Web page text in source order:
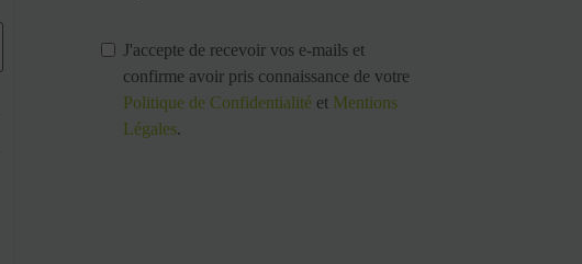
J'accepte de recevoir vos e-mails et
confirme avoir pris connaissance de votre
Politique de Confidentialité et Mentions
Légales.